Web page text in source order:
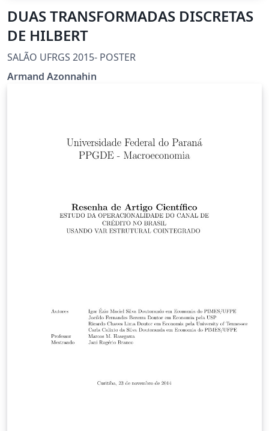
DUAS TRANSFORMADAS DISCRETAS
DE HILBERT
SALÃO UFRGS 2015- POSTER
Armand Azonnahin